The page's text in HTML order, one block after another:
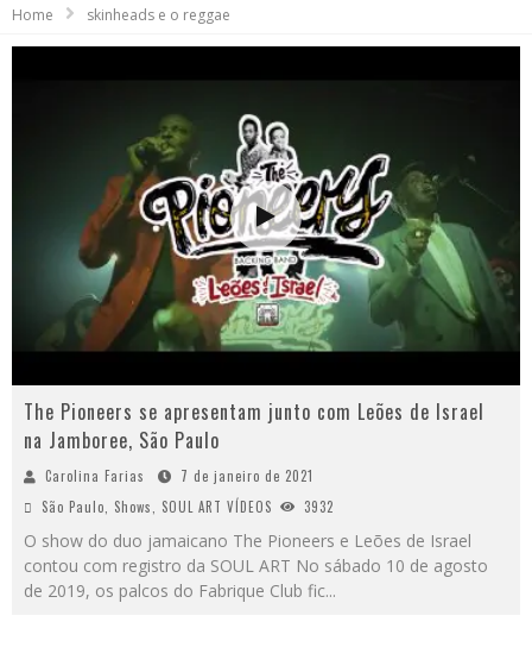
Home skinheads e o reggae
The Pioneers se apresentam junto com Leões de Israel
na Jamboree, São Paulo
Carolina Farias
7 de janeiro de 2021
São Paulo, Shows, SOUL ART VÍDEOS 3932
O show do duo jamaicano The Pioneers e Leões de Israel
contou com registro da SOUL ART No sábado 10 de agosto
de 2019, os palcos do Fabrique Club fic...